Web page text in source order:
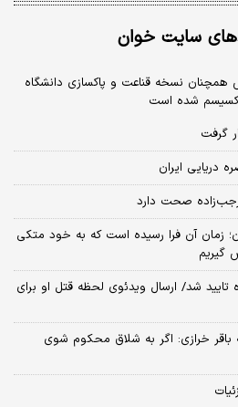
سایت خوان
نسخه قناعت و پاکسازی دانشگاه
شده است
گرفت
دریایی ایران
صحت دارد
زمان آن فرا رسیده است که به خود متکی
گیریم
شد/ ارسال ویدئوی لحظه قتل او برای
خرازی: اگر به شلاق محکوم شوی